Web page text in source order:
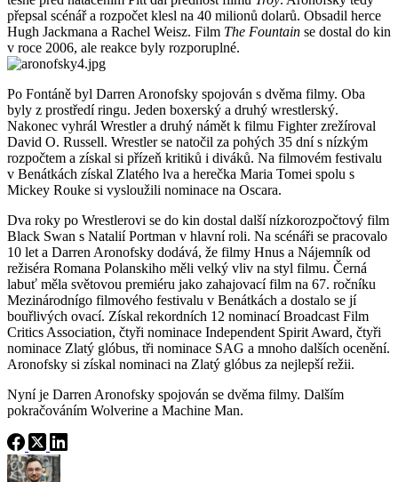
přepsal scénář a rozpočet klesl na 40 milionů dolarů. Obsadil herce
Hugh Jackmana a Rachel Weisz. Film The Fountain se dostal do kin
v roce 2006, ale reakce byly rozporuplné.
Po Fontáně byl Darren Aronofsky spojován s dvěma filmy. Oba
byly z prostředí ringu. Jeden boxerský a druhý wrestlerský.
Nakonec vyhrál Wrestler a druhý námět k filmu Fighter zrežíroval
David O. Russell. Wrestler se natočil za pohých 35 dní s nízkým
rozpočtem a získal si přízeň kritiků i diváků. Na filmovém festivalu
v Benátkách získal Zlatého lva a herečka Maria Tomei spolu s
Mickey Rouke si vysloužili nominace na Oscara.
Dva roky po Wrestlerovi se do kin dostal další nízkorozpočtový film
Black Swan s Natalií Portman v hlavní roli. Na scénáři se pracovalo
10 let a Darren Aronofsky dodává, že filmy Hnus a Nájemník od
režiséra Romana Polanskiho měli velký vliv na styl filmu. Černá
labuť měla světovou premiéru jako zahajovací film na 67. ročníku
Mezinárodnígo filmového festivalu v Benátkách a dostalo se jí
bouřlivých ovací. Získal rekordních 12 nominací Broadcast Film
Critics Association, čtyři nominace Independent Spirit Award, čtyři
nominace Zlatý glóbus, tři nominace SAG a mnoho dalších ocenění.
Aronofsky si získal nominaci na Zlatý glóbus za nejlepší režii.
Nyní je Darren Aronofsky spojován se dvěma filmy. Dalším
pokračováním Wolverine a Machine Man.